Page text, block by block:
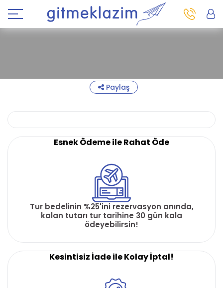
Paylaş
Esnek Ödeme ile Rahat Öde
Tur bedelinin %25'ini rezervasyon anında,
kalan tutarı tur tarihine 30 gün kala
ödeyebilirsin!
Kesintisiz İade ile Kolay İptal!